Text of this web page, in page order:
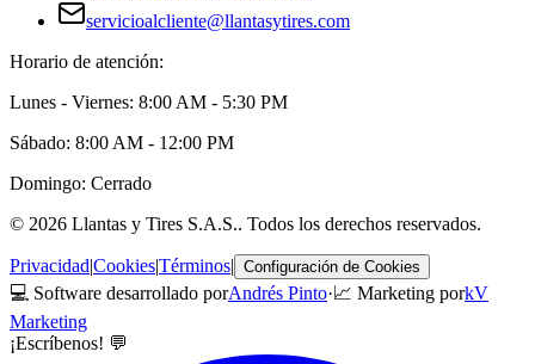
servicioalcliente@llantasytires.com
Horario de atención:
Lunes - Viernes: 8:00 AM - 5:30 PM
Sábado: 8:00 AM - 12:00 PM
Domingo: Cerrado
© 2026 Llantas y Tires S.A.S.. Todos los derechos reservados.
Privacidad|Cookies|Términos| Configuración de Cookies
💻 Software desarrollado porAndrés Pinto·📈 Marketing porkV
Marketing
¡Escríbenos! 💬